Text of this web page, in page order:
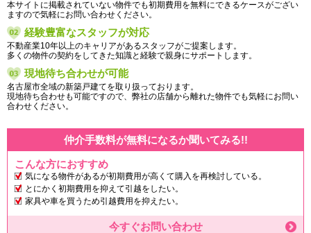
本サイトに掲載されていない物件でも初期費用を無料にできるケースがござい
ますので気軽にお問い合わせください。
経験豊富なスタッフが対応
不動産業10年以上のキャリアがあるスタッフがご提案します。
多くの物件の契約をしてきた知識と経験で親身にサポートします。
現地待ち合わせが可能
名古屋市全域の新築戸建てを取り扱っております。
現地待ち合わせも可能ですので、弊社の店舗から離れた物件でも気軽にお問い
合わせください。
仲介手数料が無料になるか聞いてみる!!
こんな方におすすめ
気になる物件があるが初期費用が高くて購入を再検討している。
とにかく初期費用を抑えて引越をしたい。
家具や車を買うため引越費用を抑えたい。
今すぐお問い合わせ